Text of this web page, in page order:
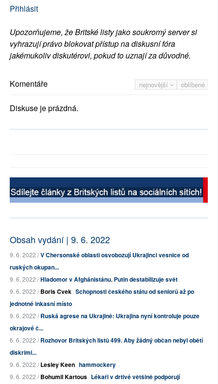
Přihlásit
Upozorňujeme, že Britské listy jako soukromý server si
vyhrazují právo blokovat přístup na diskusní fóra
jakémukoliv diskutérovi, pokud to uznají za důvodné.
nejnovější oblíbené
Komentáře
Diskuse je prázdná.
Obsah vydání | 9. 6. 2022
9. 6. 2022 /V Chersonské oblasti osvobozují Ukrajinci vesnice od
ruských okupan...
9. 6. 2022 /Hladomor v Afghánistánu. Putin destabilizuje svět
9. 6. 2022 /Boris Cvek Schopnosti českého státu od seniorů až po
jednotné inkasní místo
9. 6. 2022 /Ruská agrese na Ukrajině: Ukrajina nyní kontroluje pouze
okrajové č...
6. 6. 2022 /Rozhovor Britských listů 499. Aby žádný občan nebyl obětí
diskrimi...
9. 6. 2022 /Lesley Keen hammockery
9. 6. 2022 /Bohumil Kartous Lékaři v drtivé většině podporují